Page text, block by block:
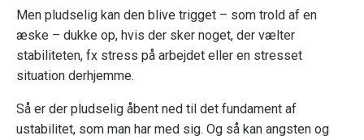
Men pludselig kan den blive trigget – som trold af en
æske – dukke op, hvis der sker noget, der vælter
stabiliteten, fx stress på arbejdet eller en stresset
situation derhjemme.
Så er der pludselig åbent ned til det fundament af
ustabilitet, som man har med sig. Og så kan angsten og